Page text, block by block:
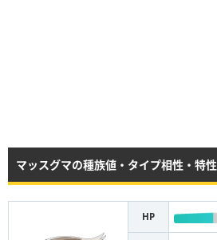
マッスグマの種族値・タイプ相性・特性
HP